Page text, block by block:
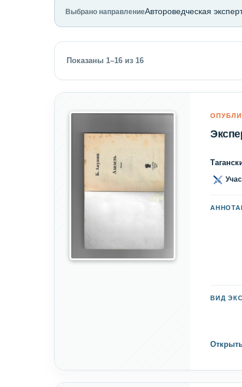
Выбрано направлениеАвтороведческая
Показаны 1–16 из 16
ВИД